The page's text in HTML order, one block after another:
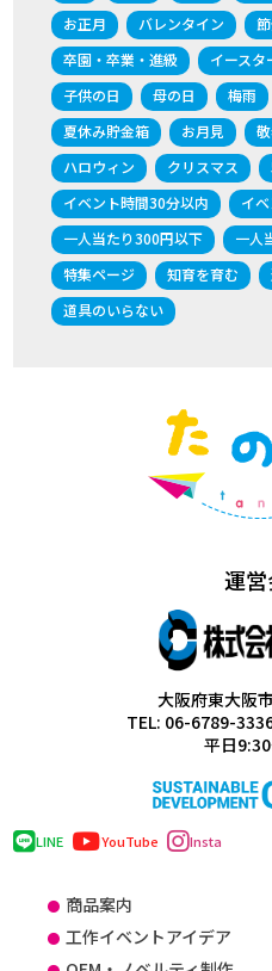
お正月
バレンタイン
卒園・卒業・進級
イースタ
子供の日
母の日 梅雨
夏休み貯金箱
お月見
ハロウィン
クリスマス
イベント時間30分以内
イ
一人当たり300円以下
一人
特集ページ
知育を育む
道具のいらない
運
大阪府東大阪
TEL: 06-6789-
平日
LINE YouTube Insta
商品案内
工作イベントアイデア